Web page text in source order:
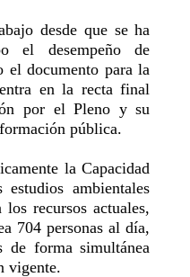
desde que se ha
el desempeño de
el documento para la
en la recta final
por el Pleno y su
pública.
la Capacidad
ambientales
recursos actuales,
704 personas al día,
de forma simultánea
vigente.